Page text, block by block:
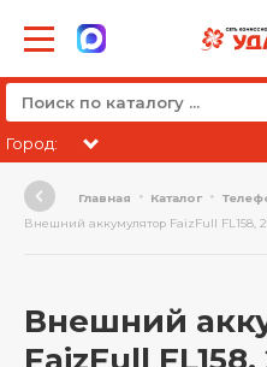
Город:
Главная Каталог
Внешний аккумулятор FaizFull FL158,
Внешний